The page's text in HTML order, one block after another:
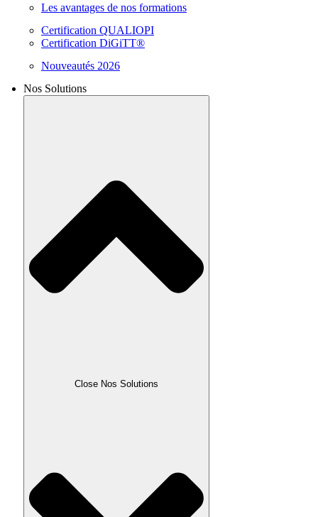
Les avantages de nos formations
Certification QUALIOPI
Certification DiGiTT®
Nouveautés 2026
Nos Solutions
Close Nos Solutions